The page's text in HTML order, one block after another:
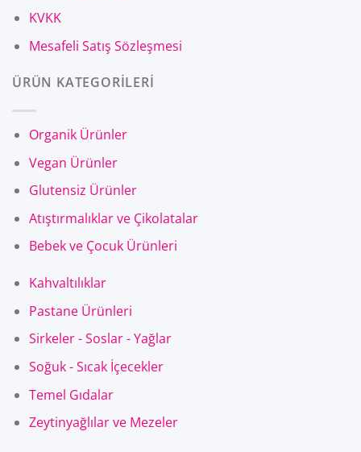
KVKK
Mesafeli Satış Sözleşmesi
ÜRÜN KATEGORİLERİ
Organik Ürünler
Vegan Ürünler
Glutensiz Ürünler
Atıştırmalıklar ve Çikolatalar
Bebek ve Çocuk Ürünleri
Kahvaltılıklar
Pastane Ürünleri
Sirkeler - Soslar - Yağlar
Soğuk - Sıcak İçecekler
Temel Gıdalar
Zeytinyağlılar ve Mezeler